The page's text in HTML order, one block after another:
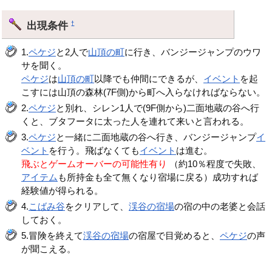
出現条件†
1.ペケジと2人で山頂の町に行き、バンジージャンプのウワ
サを聞く。
ペケジは山頂の町以降でも仲間にできるが、 イベント を起
こすには山頂の森林(7F側)から町へ入らなければならない。
2.ペケジと別れ、シレン1人で(9F側から)二面地蔵の谷へ行
くと、ブタフータに太った人を連れて来いと言われる。
3.ペケジと一緒に二面地蔵の谷へ行き、バンジージャンプイ
ベント を行う。飛ばなくてもイベント は進む。
飛ぶとゲームオーバーの可能性有り
（約10％程度で失敗、
アイテム も所持金も全て無くなり宿場に戻る）成功すれば
経験値が得られる。
4.こばみ谷をクリアして、渓谷の宿場の宿の中の老婆と会話
しておく。
5.冒険を終えて渓谷の宿場の宿屋で目覚めると、ペケジの声
が聞こえる。